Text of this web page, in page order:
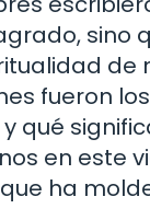
sino
fueron
qué
en este
ha